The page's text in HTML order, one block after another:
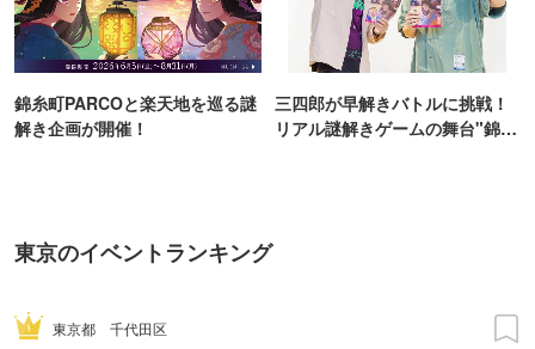
錦糸町PARCOと楽天地を巡る謎
解き企画が開催！
三四郎が早解きバトルに挑戦！
リアル謎解きゲームの舞台"錦糸
東京のイベントランキング
東京都 千代田区